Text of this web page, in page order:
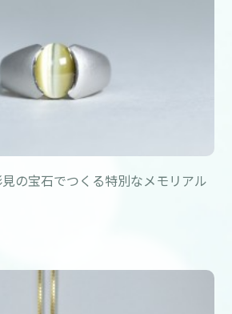
の宝石でつくる特別なメモリアル